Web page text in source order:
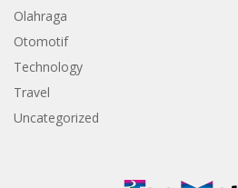
Olahraga
Otomotif
Technology
Travel
Uncategorized